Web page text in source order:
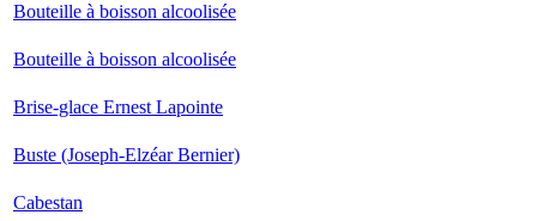
Bouteille à boisson alcoolisée
Bouteille à boisson alcoolisée
Brise-glace Ernest Lapointe
Buste (Joseph-Elzéar Bernier)
Cabestan